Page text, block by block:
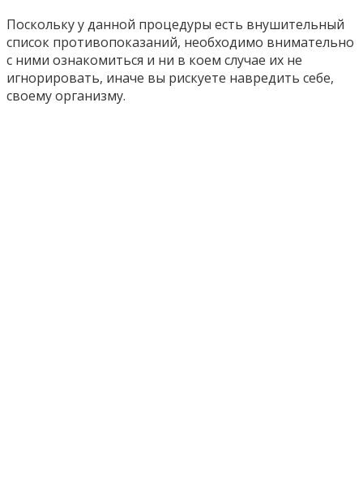
Поскольку у данной процедуры есть внушительный
список противопоказаний, необходимо внимательно
с ними ознакомиться и ни в коем случае их не
игнорировать, иначе вы рискуете навредить себе,
своему организму.